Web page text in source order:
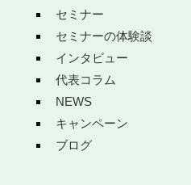
セミナー
セミナーの体験談
インタビュー
代表コラム
NEWS
キャンペーン
ブログ